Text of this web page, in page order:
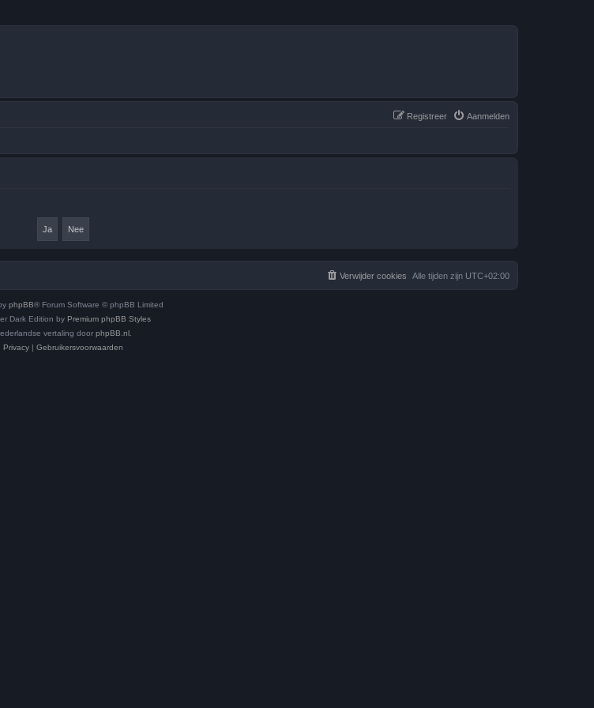
Aanmelden
Registreer
Alle tijden zijn UTC+02:00
Verwijder cookies
phpBB® Forum Software © phpBB Limited
Dark Edition by Premium phpBB Styles
vertaling door phpBB.nl
Privacy | Gebruikersvoorwaarden